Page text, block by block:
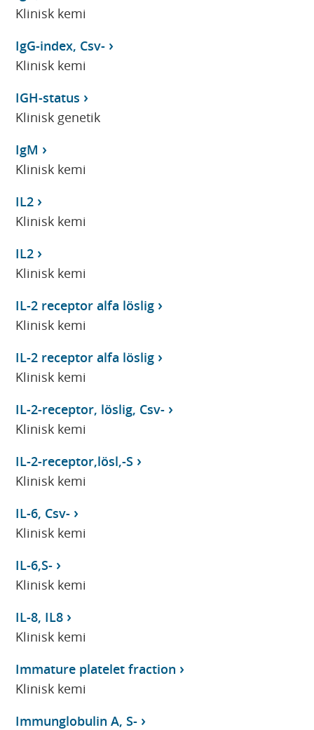
Klinisk kemi
IgG-index, Csv-
Klinisk kemi
IGH-status
Klinisk genetik
IgM
Klinisk kemi
IL2
Klinisk kemi
IL2
Klinisk kemi
IL-2 receptor alfa löslig
Klinisk kemi
IL-2 receptor alfa löslig
Klinisk kemi
IL-2-receptor, löslig, Csv-
Klinisk kemi
IL-2-receptor,lösl,-S
Klinisk kemi
IL-6, Csv-
Klinisk kemi
IL-6,S-
Klinisk kemi
IL-8, IL8
Klinisk kemi
Immature platelet fraction
Klinisk kemi
Immunglobulin A, S-